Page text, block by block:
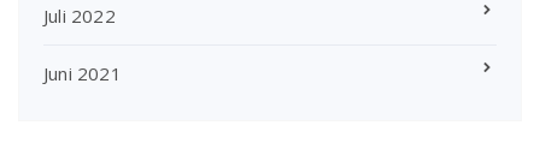
Juli 2022
Juni 2021